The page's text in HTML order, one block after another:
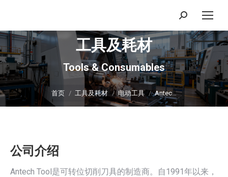
搜
索：
工具及耗材
Tools & Consumables
你在这里：
首页 工具及耗材 电动工具 Antec…
公司介绍
Antech Tool是可转位切削刀具的制造商。自1991年以来，